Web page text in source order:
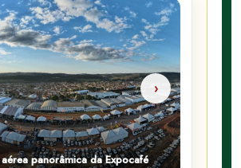
panorâmica da Expocafé
›